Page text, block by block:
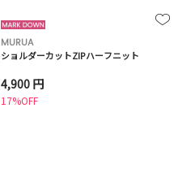
MURUA
ショルダーカットZIPハーフニット
4,900 円
17%OFF